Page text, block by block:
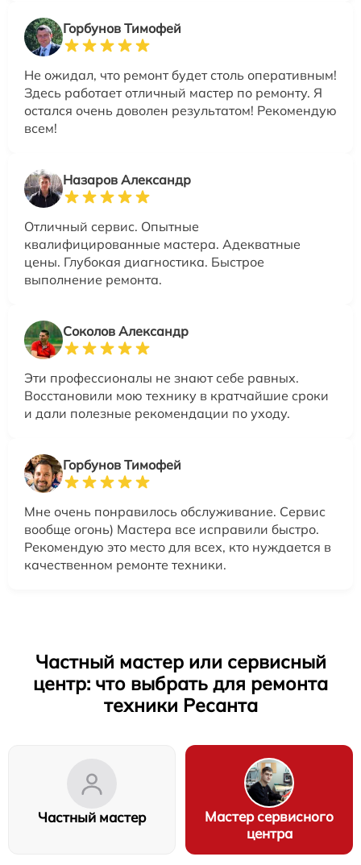
Горбунов Тимофей
Не ожидал, что ремонт будет столь оперативным!
Здесь работает отличный мастер по ремонту. Я
остался очень доволен результатом! Рекомендую
всем!
Назаров Александр
Отличный сервис. Опытные
квалифицированные мастера. Адекватные
цены. Глубокая диагностика. Быстрое
выполнение ремонта.
Соколов Александр
Эти профессионалы не знают себе равных.
Восстановили мою технику в кратчайшие сроки
и дали полезные рекомендации по уходу.
Горбунов Тимофей
Мне очень понравилось обслуживание. Сервис
вообще огонь) Мастера все исправили быстро.
Рекомендую это место для всех, кто нуждается в
качественном ремонте техники.
Частный мастер или сервисный
центр: что выбрать для ремонта
техники Ресанта
Частный мастер
Мастер сервисного
центра